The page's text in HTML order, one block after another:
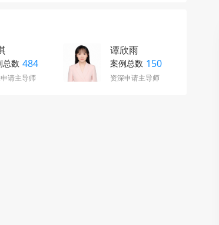
总数 484
请主导师
谭欣雨
案例总数 150
资深申请主导师